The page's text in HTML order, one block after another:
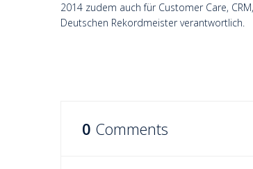
2014 zudem auch für Customer Care,
Deutschen Rekordmeister verantwortlich.
0 Comments